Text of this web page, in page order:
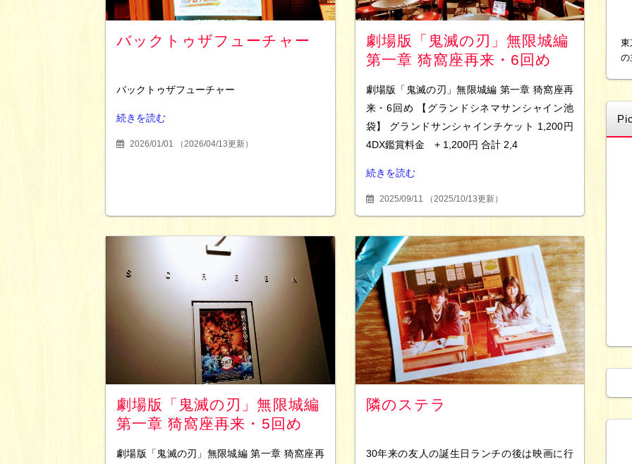
バックトゥザフューチャー
バックトゥザフューチャー
続きを読む
2026/01/01 （2026/04/13更新）
劇場版「鬼滅の刃」無限城編
第一章 猗窩座再来・6回め
劇場版「鬼滅の刃」無限城編 第一章 猗窩座再
来・6回め 【グランドシネマサンシャイン池
袋】 グランドサンシャインチケット 1,200円
4DX鑑賞料金 + 1,200円 合計 2,4
続きを読む
2025/09/11 （2025/10/13更新）
劇場版「鬼滅の刃」無限城編
第一章 猗窩座再来・5回め
劇場版「鬼滅の刃」無限城編 第一章 猗窩座再
隣のステラ
30年来の友人の誕生日ランチの後は映画に行
東
の